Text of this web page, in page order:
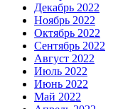
Декабрь 2022
Ноябрь 2022
Октябрь 2022
Сентябрь 2022
Август 2022
Июль 2022
Июнь 2022
Май 2022